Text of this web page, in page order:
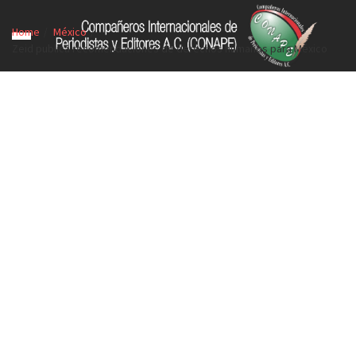
Home
México
Zeid publica recomendaciones de derechos humanos para México